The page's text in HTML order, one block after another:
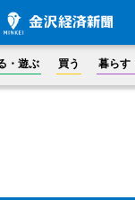
・遊ぶ 買う 暮らす